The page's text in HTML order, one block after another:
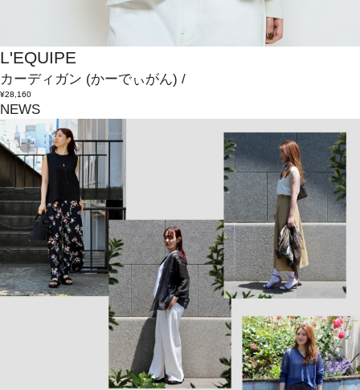
L'EQUIPE
カーディガン (かーでぃがん) /
¥28,160
NEWS